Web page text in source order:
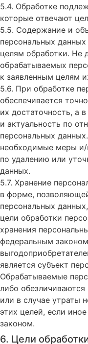
5.4. Обработке
которые отвечают
5.5. Содержание и
персональных
целям обработки. Не
обрабатываемых
к заявленным целям
5.6. При обработке
обеспечивается
их достаточность, а
и актуальность по
персональных
необходимые меры и/
по удалению или
данных.
5.7. Хранение
в форме,
персональных
цели обработки
хранения
федеральным
является субъект
Обрабатываемые
либо
или в случае утраты
этих целей, если
законом.
6. Цели